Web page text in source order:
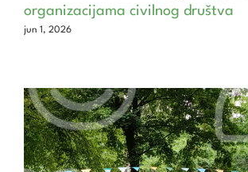
organizacijama civilnog društva
jun 1, 2026